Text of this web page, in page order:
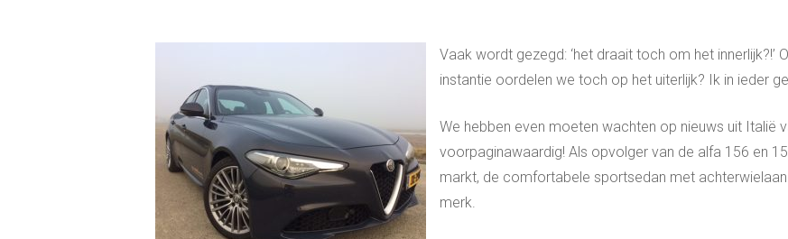
Vaak wordt gezegd: ‘het draait toch om het innerlijk?!’
instantie oordelen we toch op het uiterlijk? Ik in ieder
We hebben even moeten wachten op nieuws uit Italië
voorpaginawaardig! Als opvolger van de alfa 156 en
markt, de comfortabele sportsedan met
merk.